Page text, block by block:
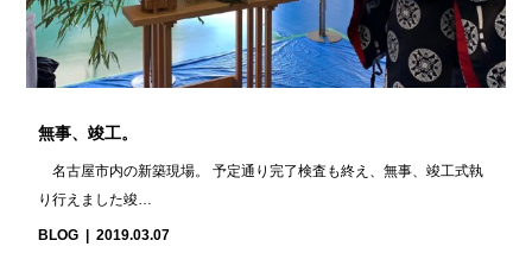
無事、竣工。
名古屋市内の新築現場。 予定通り完了検査も終え、無事、竣工式執
り行えました竣…
BLOG 2019.03.07